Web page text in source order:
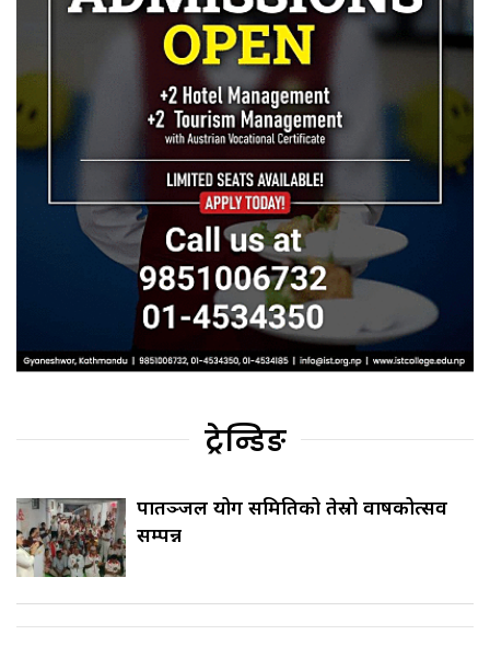
ट्रेन्डिङ
पातञ्जल योग समितिको तेस्रो वार्षिकोत्सव
सम्पन्न